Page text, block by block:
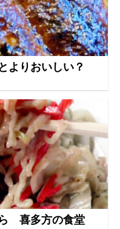
よりおいしい？
喜多方の食堂